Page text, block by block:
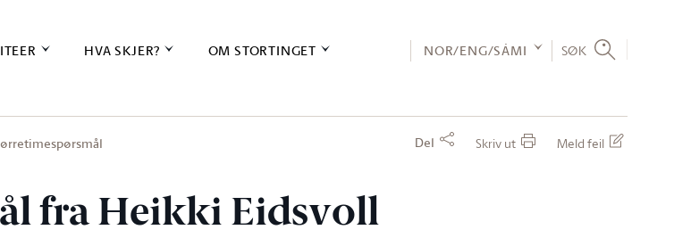
HVA SKJER? OM STORTINGET NOR/ENG/SÁMI SØK
Del Skriv ut Meld feil
fra Heikki Eidsvoll